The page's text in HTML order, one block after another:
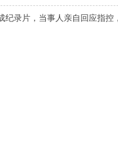
录片，当事人亲自回应指控